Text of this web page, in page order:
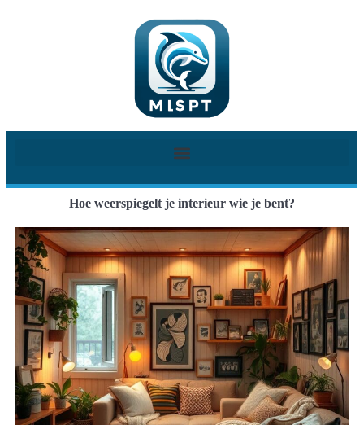
Hoe weerspiegelt je interieur wie je bent?